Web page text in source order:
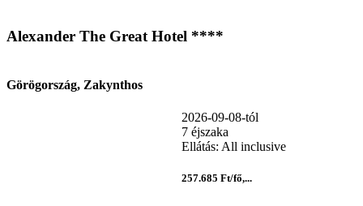
Alexander The Great Hotel ****
Görögország, Zakynthos
2026-09-08-tól
7 éjszaka
Ellátás: All inclusive
257.685 Ft/fő,...